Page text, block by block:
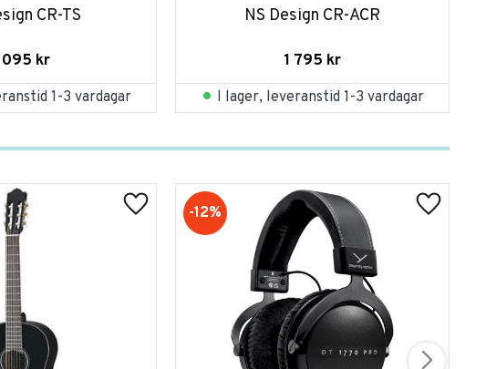
CR-TS
kr
1-3 vardagar
NS Design CR-ACR
1 795 kr
I lager, leveranstid 1-3 vardagar
12%